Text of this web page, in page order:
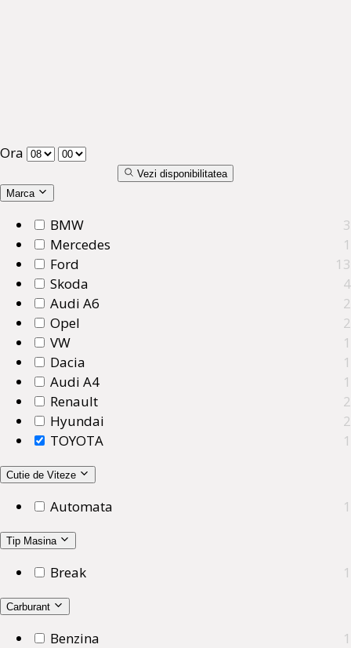
Ora
Vezi disponibilitatea
Marca
BMW
3
Mercedes
1
Ford
13
Skoda
4
Audi A6
2
Opel
2
VW
1
Dacia
1
Audi A4
1
Renault
2
Hyundai
2
TOYOTA
1
Cutie de Viteze
Automata 1
Tip Masina
Break 1
Carburant
Benzina
1